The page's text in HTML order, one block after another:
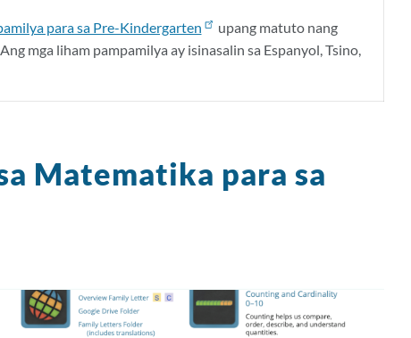
para sa Pre-Kindergarten
upang matuto nang
mga liham pampamilya ay isinasalin sa Espanyol, Tsino,
Matematika para sa